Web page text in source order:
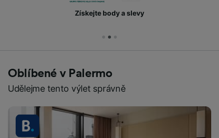
Získejte body a slevy
Oblíbené v Palermo
Udělejme tento výlet správně